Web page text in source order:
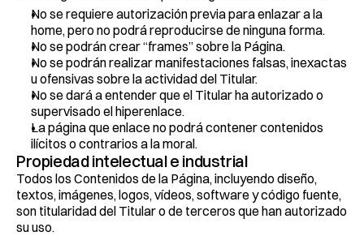
No se requiere autorización previa para enlazar a la
home, pero no podrá reproducirse de ninguna forma.
No se podrán crear “frames” sobre la Página.
No se podrán realizar manifestaciones falsas, inexactas
u ofensivas sobre la actividad del Titular.
No se dará a entender que el Titular ha autorizado o
supervisado el hiperenlace.
La página que enlace no podrá contener contenidos
ilícitos o contrarios a la moral.
Propiedad intelectual e industrial
Todos los Contenidos de la Página, incluyendo diseño,
textos, imágenes, logos, vídeos, software y código fuente,
son titularidad del Titular o de terceros que han autorizado
su uso.